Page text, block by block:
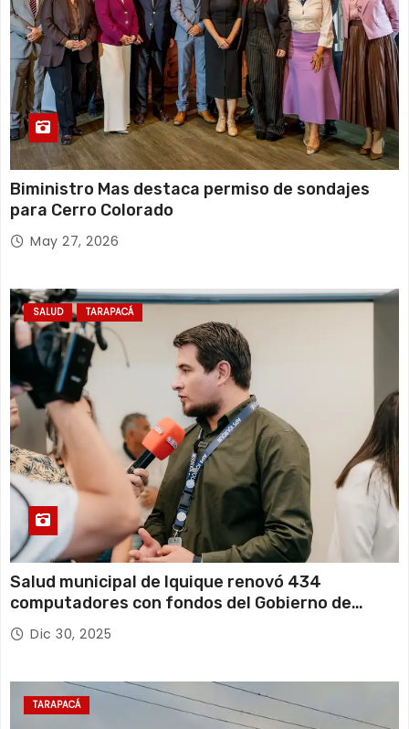
Biministro Mas destaca permiso de sondajes
para Cerro Colorado
May 27, 2026
SALUD TARAPACÁ
Salud municipal de Iquique renovó 434
computadores con fondos del Gobierno de
Tarapacá
Dic 30, 2025
TARAPACÁ